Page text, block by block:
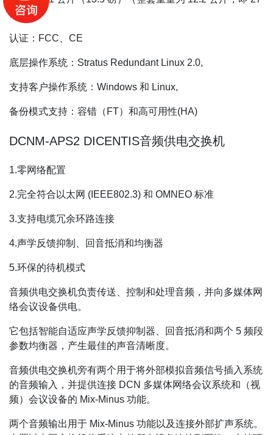
磅）,
认证：FCC、CE
底层操作系统：Stratus Redundant Linux 2.0,
支持客户操作系统：Windows 和 Linux,
备份模式支持：容错（FT）和高可用性(HA)
DCNM-APS2 DICENTIS音频供电交换机
1.零网络配置
2.完全符合以太网 (IEEE802.3) 和 OMNEO 标准
3.支持电缆冗余环路连接
4.声学反馈抑制、回音抵消和均衡器
5.环保的待机模式
音频供电交换机负责传送、控制和处理音频，并向多媒体网
络会议设备供电。
它包括智能自适应声学反馈抑制器、回音抵消和两个 5 频段
参数均衡器，产生最佳的声音清晰度。
音频供电交换机旁有两个用于将外部模拟音频信号插入系统
的音频输入，并提供连接 DCN 多媒体网络会议系统和（视
频）会议设备的 Mix-Minus 功能。
两个音频输出用于 Mix-Minus 功能以及连接外部扩声系统。